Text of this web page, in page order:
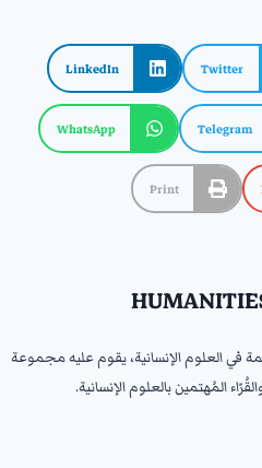
Twitter
LinkedIn
Telegram
WhatsApp
Print
في العلوم الإنسانية، يقوم عليه مجموعة
المُهتمين بالعلوم الإنسانية.